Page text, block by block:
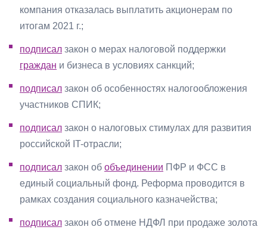
компания отказалась выплатить акционерам по
итогам 2021 г.;
подписал закон о мерах налоговой поддержки
граждан и бизнеса в условиях санкций;
подписал закон об особенностях налогообложения
участников СПИК;
подписал закон о налоговых стимулах для развития
российской IT-отрасли;
подписал закон об объединении ПФР и ФСС в
единый социальный фонд. Реформа проводится в
рамках создания социального казначейства;
подписал закон об отмене НДФЛ при продаже золота